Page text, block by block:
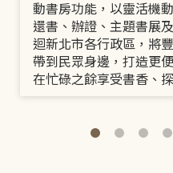
動書房功能，以靈活機
還書、辦證、主題書展
迴新北市各行政區，將
帶到民眾身邊，打造更
在忙碌之餘享受書香、